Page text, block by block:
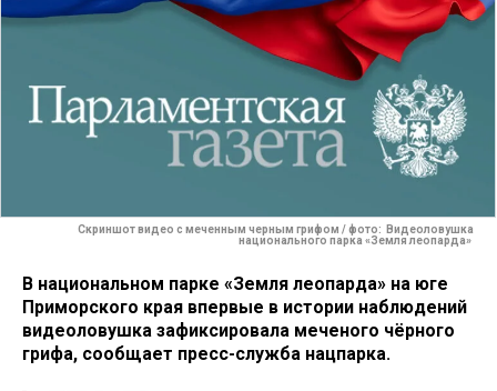
Скриншот видео с меченным черным грифом / фото: Видеоловушка
национального парка «Земля леопарда»
В национальном парке «Земля леопарда» на юге
Приморского края впервые в истории наблюдений
видеоловушка зафиксировала меченого чёрного
грифа, сообщает пресс-служба нацпарка.